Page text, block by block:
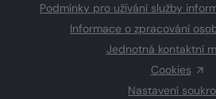
Podmínky pro užívání služby
Informace o zpracování
Jednotná kontaktní
Cookies
Nastavení